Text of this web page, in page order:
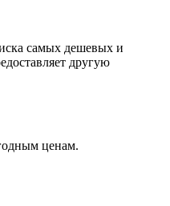
самых дешевых и
другую
ценам.